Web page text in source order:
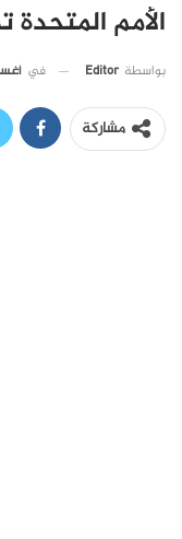
الأمم
بواسطة Editor في
مشاركة